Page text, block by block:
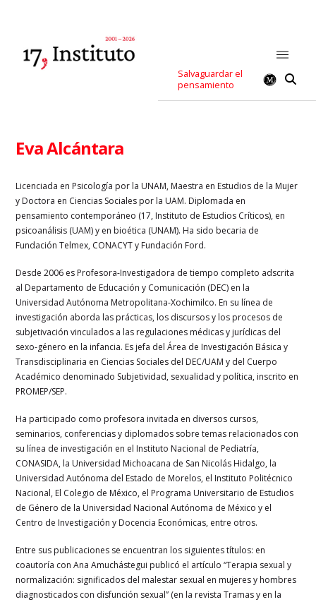
Salvaguardar el
pensamiento
Eva Alcántara
Licenciada en Psicología por la UNAM, Maestra en Estudios de la Mujer
y Doctora en Ciencias Sociales por la UAM. Diplomada en
pensamiento contemporáneo (17, Instituto de Estudios Críticos), en
psicoanálisis (UAM) y en bioética (UNAM). Ha sido becaria de
Fundación Telmex, CONACYT y Fundación Ford.
Desde 2006 es Profesora-Investigadora de tiempo completo adscrita
al Departamento de Educación y Comunicación (DEC) en la
Universidad Autónoma Metropolitana-Xochimilco. En su línea de
investigación aborda las prácticas, los discursos y los procesos de
subjetivación vinculados a las regulaciones médicas y jurídicas del
sexo-género en la infancia. Es jefa del Área de Investigación Básica y
Transdisciplinaria en Ciencias Sociales del DEC/UAM y del Cuerpo
Académico denominado Subjetividad, sexualidad y política, inscrito en
PROMEP/SEP.
Ha participado como profesora invitada en diversos cursos,
seminarios, conferencias y diplomados sobre temas relacionados con
su línea de investigación en el Instituto Nacional de Pediatría,
CONASIDA, la Universidad Michoacana de San Nicolás Hidalgo, la
Universidad Autónoma del Estado de Morelos, el Instituto Politécnico
Nacional, El Colegio de México, el Programa Universitario de Estudios
de Género de la Universidad Nacional Autónoma de México y el
Centro de Investigación y Docencia Económicas, entre otros.
Entre sus publicaciones se encuentran los siguientes títulos: en
coautoría con Ana Amuchástegui publicó el artículo “Terapia sexual y
normalización: significados del malestar sexual en mujeres y hombres
diagnosticados con disfunción sexual” (en la revista Tramas y en la